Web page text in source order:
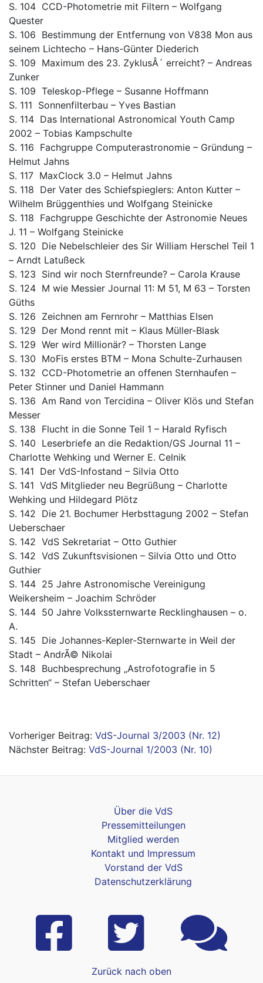
S. 104 CCD-Photometrie mit Filtern – Wolfgang
Quester
S. 106 Bestimmung der Entfernung von V838 Mon aus
seinem Lichtecho – Hans-Günter Diederich
S. 109 Maximum des 23. ZyklusÂ´ erreicht? – Andreas
Zunker
S. 109 Teleskop-Pflege – Susanne Hoffmann
S. 111 Sonnenfilterbau – Yves Bastian
S. 114 Das International Astronomical Youth Camp
2002 – Tobias Kampschulte
S. 116 Fachgruppe Computerastronomie – Gründung –
Helmut Jahns
S. 117 MaxClock 3.0 – Helmut Jahns
S. 118 Der Vater des Schiefspieglers: Anton Kutter –
Wilhelm Brüggenthies und Wolfgang Steinicke
S. 118 Fachgruppe Geschichte der Astronomie Neues
J. 11 – Wolfgang Steinicke
S. 120 Die Nebelschleier des Sir William Herschel Teil 1
– Arndt Latußeck
S. 123 Sind wir noch Sternfreunde? – Carola Krause
S. 124 M wie Messier Journal 11: M 51, M 63 – Torsten
Güths
S. 126 Zeichnen am Fernrohr – Matthias Elsen
S. 129 Der Mond rennt mit – Klaus Müller-Blask
S. 129 Wer wird Millionär? – Thorsten Lange
S. 130 MoFis erstes BTM – Mona Schulte-Zurhausen
S. 132 CCD-Photometrie an offenen Sternhaufen –
Peter Stinner und Daniel Hammann
S. 136 Am Rand von Tercidina – Oliver Klös und Stefan
Messer
S. 138 Flucht in die Sonne Teil 1 – Harald Ryfisch
S. 140 Leserbriefe an die Redaktion/GS Journal 11 –
Charlotte Wehking und Werner E. Celnik
S. 141 Der VdS-Infostand – Silvia Otto
S. 141 VdS Mitglieder neu Begrüßung – Charlotte
Wehking und Hildegard Plötz
S. 142 Die 21. Bochumer Herbsttagung 2002 – Stefan
Ueberschaer
S. 142 VdS Sekretariat – Otto Guthier
S. 142 VdS Zukunftsvisionen – Silvia Otto und Otto
Guthier
S. 144 25 Jahre Astronomische Vereinigung
Weikersheim – Joachim Schröder
S. 144 50 Jahre Volkssternwarte Recklinghausen – o.
A.
S. 145 Die Johannes-Kepler-Sternwarte in Weil der
Stadt – AndrÃ© Nikolai
S. 148 Buchbesprechung „Astrofotografie in 5
Schritten“ – Stefan Ueberschaer
BeitragsnavigationVdS-Journal 3/2003 (Nr. 12)
VdS-Journal 1/2003 (Nr. 10)
Über die VdS
Pressemitteilungen
Mitglied werden
Kontakt und Impressum
Vorstand der VdS
Datenschutzerklärung
Zurück nach oben